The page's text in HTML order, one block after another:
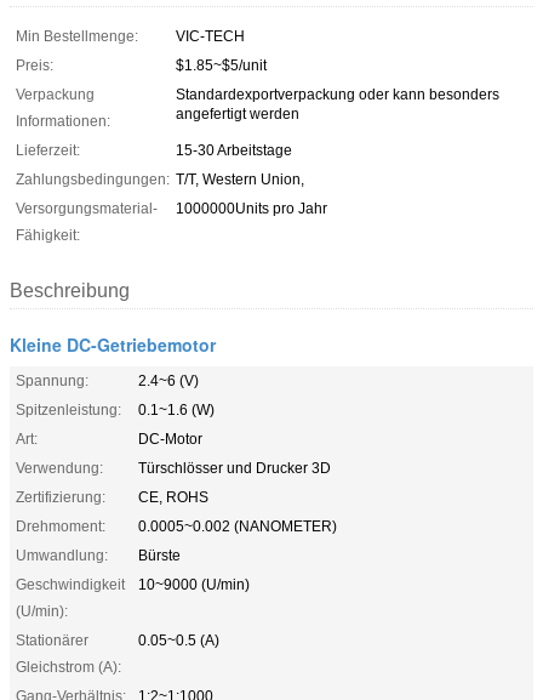
Min Bestellmenge:
VIC-TECH
Preis:
$1.85~$5/unit
Verpackung
Informationen:
Standardexportverpackung oder kann besonders
angefertigt werden
Lieferzeit:
15-30 Arbeitstage
Zahlungsbedingungen: T/T, Western Union,
Versorgungsmaterial-
Fähigkeit:
1000000Units pro Jahr
Beschreibung
Kleine DC-Getriebemotor
Spannung:
2.4~6 (V)
Spitzenleistung:
0.1~1.6 (W)
Art:
DC-Motor
Verwendung:
Türschlösser und Drucker 3D
Zertifizierung:
CE, ROHS
Drehmoment:
0.0005~0.002 (NANOMETER)
Umwandlung:
Bürste
Geschwindigkeit
(U/min):
10~9000 (U/min)
Stationärer
Gleichstrom (A):
0.05~0.5 (A)
Gang-Verhältnis:
1:2~1:1000